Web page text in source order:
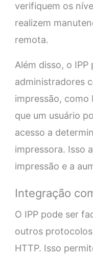
verifiquem os
realizem
remota.
Além disso, o IPP
administradores
impressão, como
que um usuário
acesso a
impressora. Isso
impressão e a
Integração
O IPP pode ser
outros
HTTP. Isso